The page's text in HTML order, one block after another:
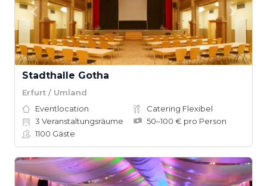
Stadthalle Gotha
Erfurt / Umland
Eventlocation
Catering Flexibel
3 Veranstaltungsräume
50–100 € pro Person
1100 Gäste